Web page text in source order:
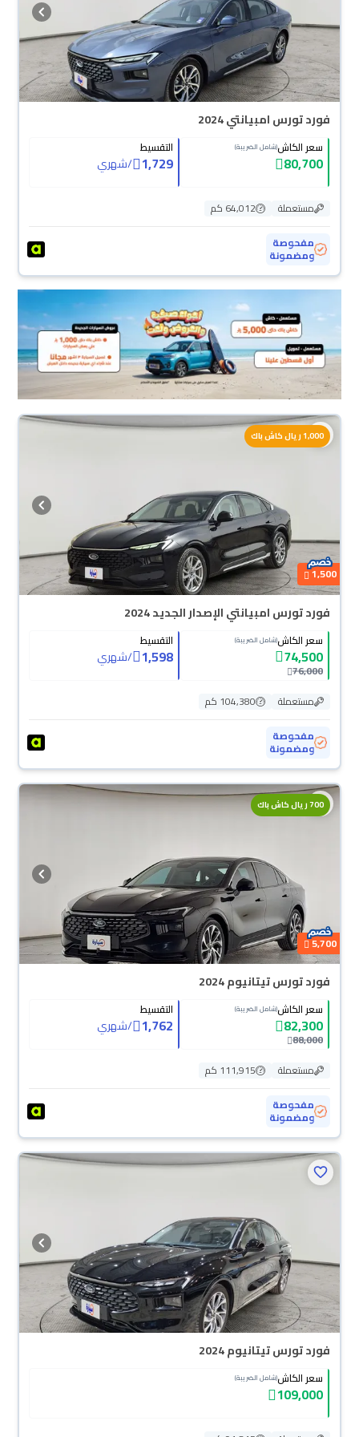
فورد تورس امبيانتي 2024
سعر الكاش(شامل الضريبة)
80,700
التقسيط
1,729
/شهري
مستعملة
64,012 كم
مفحوصة
ومضمونة
1,000 ريال كاش باك
1,500
فورد تورس امبيانتي الإصدار الجديد 2024
سعر الكاش(شامل الضريبة)
74,500
76,000
التقسيط
1,598
/شهري
مستعملة
104,380 كم
مفحوصة
ومضمونة
700 ريال كاش باك
5,700
فورد تورس تيتانيوم 2024
سعر الكاش(شامل الضريبة)
82,300
88,000
التقسيط
1,762
/شهري
مستعملة
111,915 كم
مفحوصة
ومضمونة
فورد تورس تيتانيوم 2024
سعر الكاش(شامل الضريبة)
109,000